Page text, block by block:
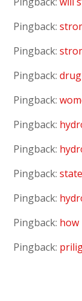
Pingback:
Pingback:
Pingback:
Pingback:
Pingback:
Pingback:
Pingback:
Pingback:
Pingback: how
Pingback: